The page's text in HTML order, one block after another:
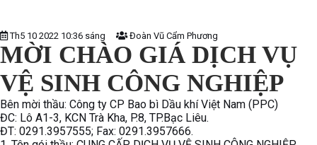
Th5 10 2022 10:36 sáng Đoàn Vũ Cẩm Phương
MỜI CHÀO GIÁ DỊCH VỤ
VỆ SINH CÔNG NGHIỆP
Bên mời thầu: Công ty CP Bao bì Dầu khí Việt Nam (PPC)
ĐC: Lô A1-3, KCN Trà Kha, P.8, TP.Bạc Liêu.
ĐT: 0291.3957555; Fax: 0291.3957666.